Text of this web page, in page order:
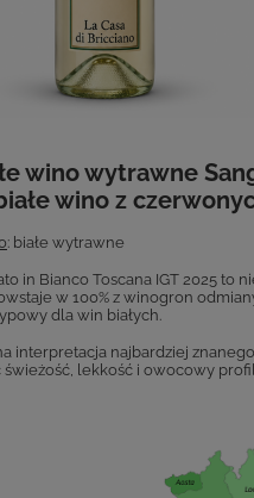
wino wytrawne
wino z
: białe wytrawne
in Bianco Toscana IGT 2025
w 100% z winogron
dla win białych.
interpretacja najbardziej
lekkość i owocowy